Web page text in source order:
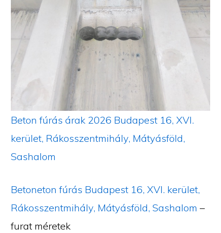
Beton fúrás árak 2026 Budapest 16, XVI.
kerület, Rákosszentmihály, Mátyásföld,
Sashalom
Betoneton fúrás Budapest 16, XVI. kerület,
Rákosszentmihály, Mátyásföld, Sashalom –
furat méretek